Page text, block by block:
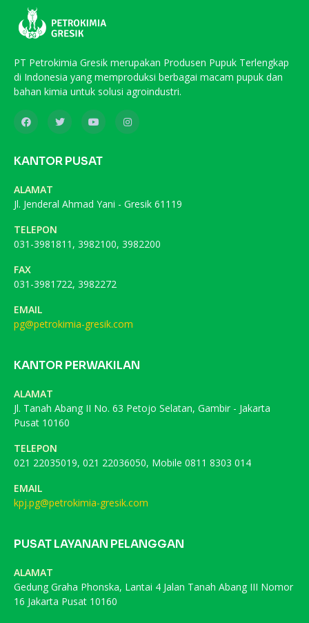
PT Petrokimia Gresik merupakan Produsen Pupuk Terlengkap
di Indonesia yang memproduksi berbagai macam pupuk dan
bahan kimia untuk solusi agroindustri.
KANTOR PUSAT
ALAMAT
Jl. Jenderal Ahmad Yani - Gresik 61119
TELEPON
031-3981811, 3982100, 3982200
FAX
031-3981722, 3982272
EMAIL
pg@petrokimia-gresik.com
KANTOR PERWAKILAN
ALAMAT
Jl. Tanah Abang II No. 63 Petojo Selatan, Gambir - Jakarta
Pusat 10160
TELEPON
021 22035019, 021 22036050, Mobile 0811 8303 014
EMAIL
kpj.pg@petrokimia-gresik.com
PUSAT LAYANAN PELANGGAN
ALAMAT
Gedung Graha Phonska, Lantai 4 Jalan Tanah Abang III Nomor
16 Jakarta Pusat 10160